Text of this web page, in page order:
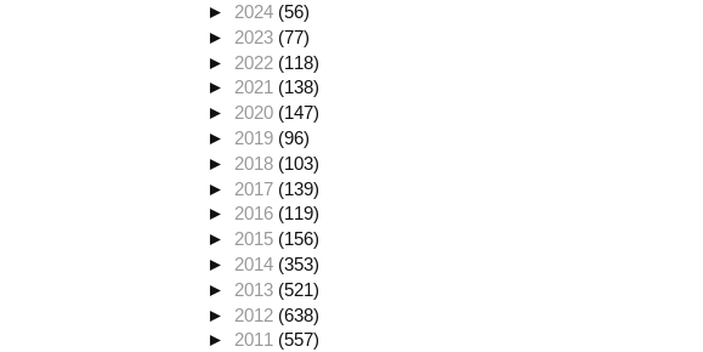
► 2024 (56)
► 2023 (77)
► 2022 (118)
►2021 (138)
► 2020 (147)
► 2019 (96)
► 2018 (103)
► 2017 (139)
►2016 (119)
► 2015 (156)
► 2014 (353)
► 2013 (521)
► 2012 (638)
►2011 (557)